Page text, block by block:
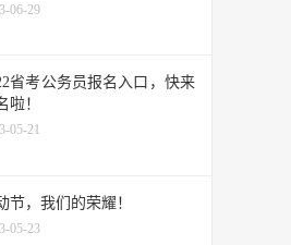
06-29
省考公务员报名入口，快来
啦！
05-21
节，我们的荣耀！
05-23